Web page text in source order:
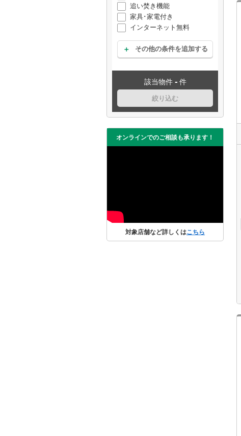
追い焚き機能
家具･家電付き
インターネット無料
その他の条件を追加する
該当物件 - 件
絞り込む
オンラインでのご相談も承ります！
対象店舗など詳しくはこちら